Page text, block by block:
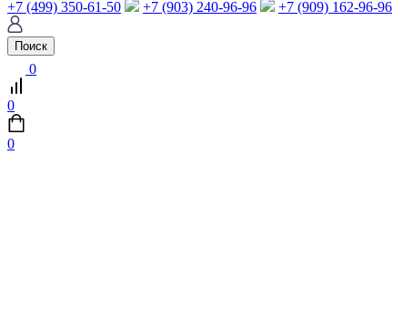
+7 (499) 350-61-50 +7 (903) 240-96-96 +7 (909) 162-96-96
Поиск
0
0
0